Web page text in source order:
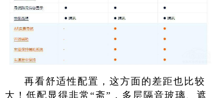
再看舒适性配置，这方面的差距也比较
大！低配显得非常“斋”，多层隔音玻璃、遮